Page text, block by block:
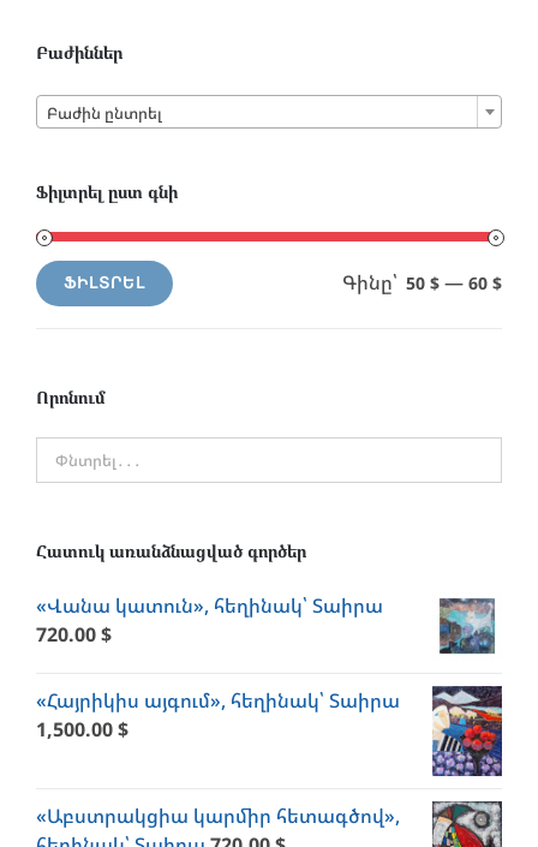
Բաժիններ
Բաժին ընտրել
Ֆիլտրել ըստ գնի
Min
MaxՖԻԼՏՐԵԼ Գինը՝ 50 $ — 60 $
Որոնում
Հատուկ առանձնացված գործեր
«Վանա կատուն», հեղինակ՝ Տաիրա
720.00$
«Հայրիկիս այգում», հեղինակ՝ Տաիրա
1,500.00$
«Աբստրակցիա կարմիր հետագծով»,